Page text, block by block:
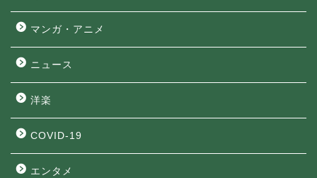
マンガ・アニメ
ニュース
洋楽
COVID-19
エンタメ